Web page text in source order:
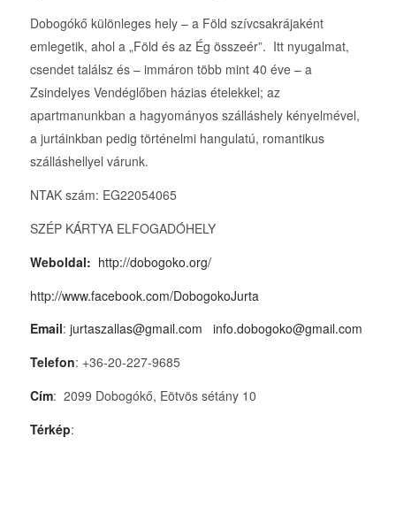
Dobogókő különleges hely – a Föld szívcsakrájaként
emlegetik, ahol a „Föld és az Ég összeér”. Itt nyugalmat,
csendet találsz és – immáron több mint 40 éve – a
Zsindelyes Vendéglőben házias ételekkel; az
apartmanunkban a hagyományos szálláshely kényelmével,
a jurtáinkban pedig történelmi hangulatú, romantikus
szálláshellyel várunk.
NTAK szám: EG22054065
SZÉP KÁRTYA ELFOGADÓHELY
Weboldal: http://dobogoko.org/
http://www.facebook.com/DobogokoJurta
Email: jurtaszallas@gmail.com
info.dobogoko@gmail.com
Telefon: +36-20-227-9685
Cím: 2099 Dobogókő, Eötvös sétány 10
Térkép: